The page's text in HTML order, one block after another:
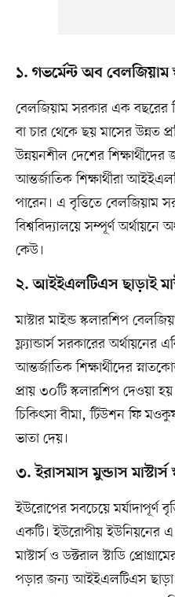
১. গভর্মেন্ট অব বেলজিয়াম
বেলজিয়াম সরকার এক বছরের
বা চার থেকে ছয় মাসের উন্নত
উন্নয়নশীল দেশের
আন্তর্জাতিক শিক্ষার্থীরা
পারেন। এ বৃত্তিতে বেলজিয়াম
বিশ্ববিদ্যালয়ে সম্পূর্ণ
কেউ।
২. আইইএলটিএস ছাড়াই
মাস্টার মাইন্ড স্কলারশিপ
ফ্ল্যান্ডার্স সরকারের অর্থায়নের
আন্তর্জাতিক শিক্ষার্থীদের
প্রায় ৩০টি স্কলারশিপ দেওয়া
চিকিৎসা বীমা, টিউশন ফি
ভাতা দেয়।
৩. ইরাসমাস মুন্ডাস মাস্টার্স
ইউরোপের সবচেয়ে মর্যাদাপূর্ণ
একটি। ইউরোপীয় ইউনিয়নের এ
মাস্টার্স ও ডক্টরাল স্টাডি
পড়ার জন্য আইইএলটিএস ছাড়া